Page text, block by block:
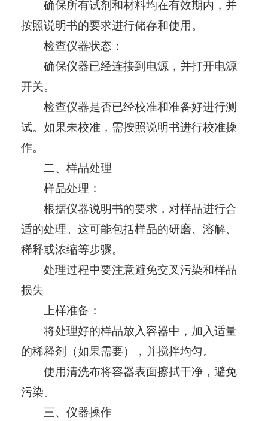
确保所有试剂和材料均在有效期内，并
按照说明书的要求进行储存和使用。
检查仪器状态：
确保仪器已经连接到电源，并打开电源
开关。
检查仪器是否已经校准和准备好进行测
试。如果未校准，需按照说明书进行校准操
作。
二、样品处理
样品处理：
根据仪器说明书的要求，对样品进行合
适的处理。这可能包括样品的研磨、溶解、
稀释或浓缩等步骤。
处理过程中要注意避免交叉污染和样品
损失。
上样准备：
将处理好的样品放入容器中，加入适量
的稀释剂（如果需要），并搅拌均匀。
使用清洗布将容器表面擦拭干净，避免
污染。
三、仪器操作